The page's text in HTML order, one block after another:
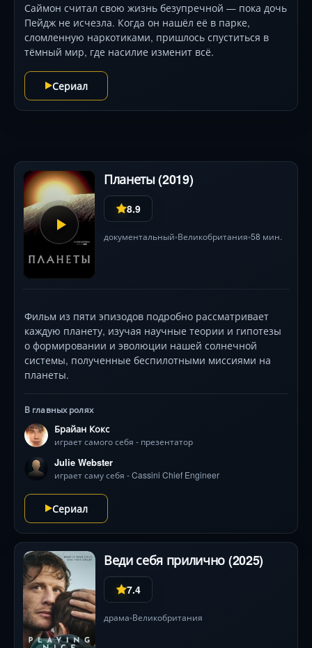
Саймон считал свою жизнь безупречной — пока дочь
Пейдж не исчезла. Когда он нашёл её в парке,
сломленную наркотиками, пришлось спуститься в
тёмный мир, где насилие изменит всё.
Сериал
Планеты (2019)
8.9
документальный•Великобритания•58 мин.
Фильм из пяти эпизодов подробно рассматривает
каждую планету, изучая научные теории и гипотезы
о формировании и эволюции нашей солнечной
системы, полученные беспилотными миссиями на
планеты.
В главных ролях
Брайан Кокс
играет самого себя - презентатор
Julie Webster
играет саму себя - Cassini Chief Engineer
Сериал
Веди себя прилично (2025)
7.4
драма•Великобритания